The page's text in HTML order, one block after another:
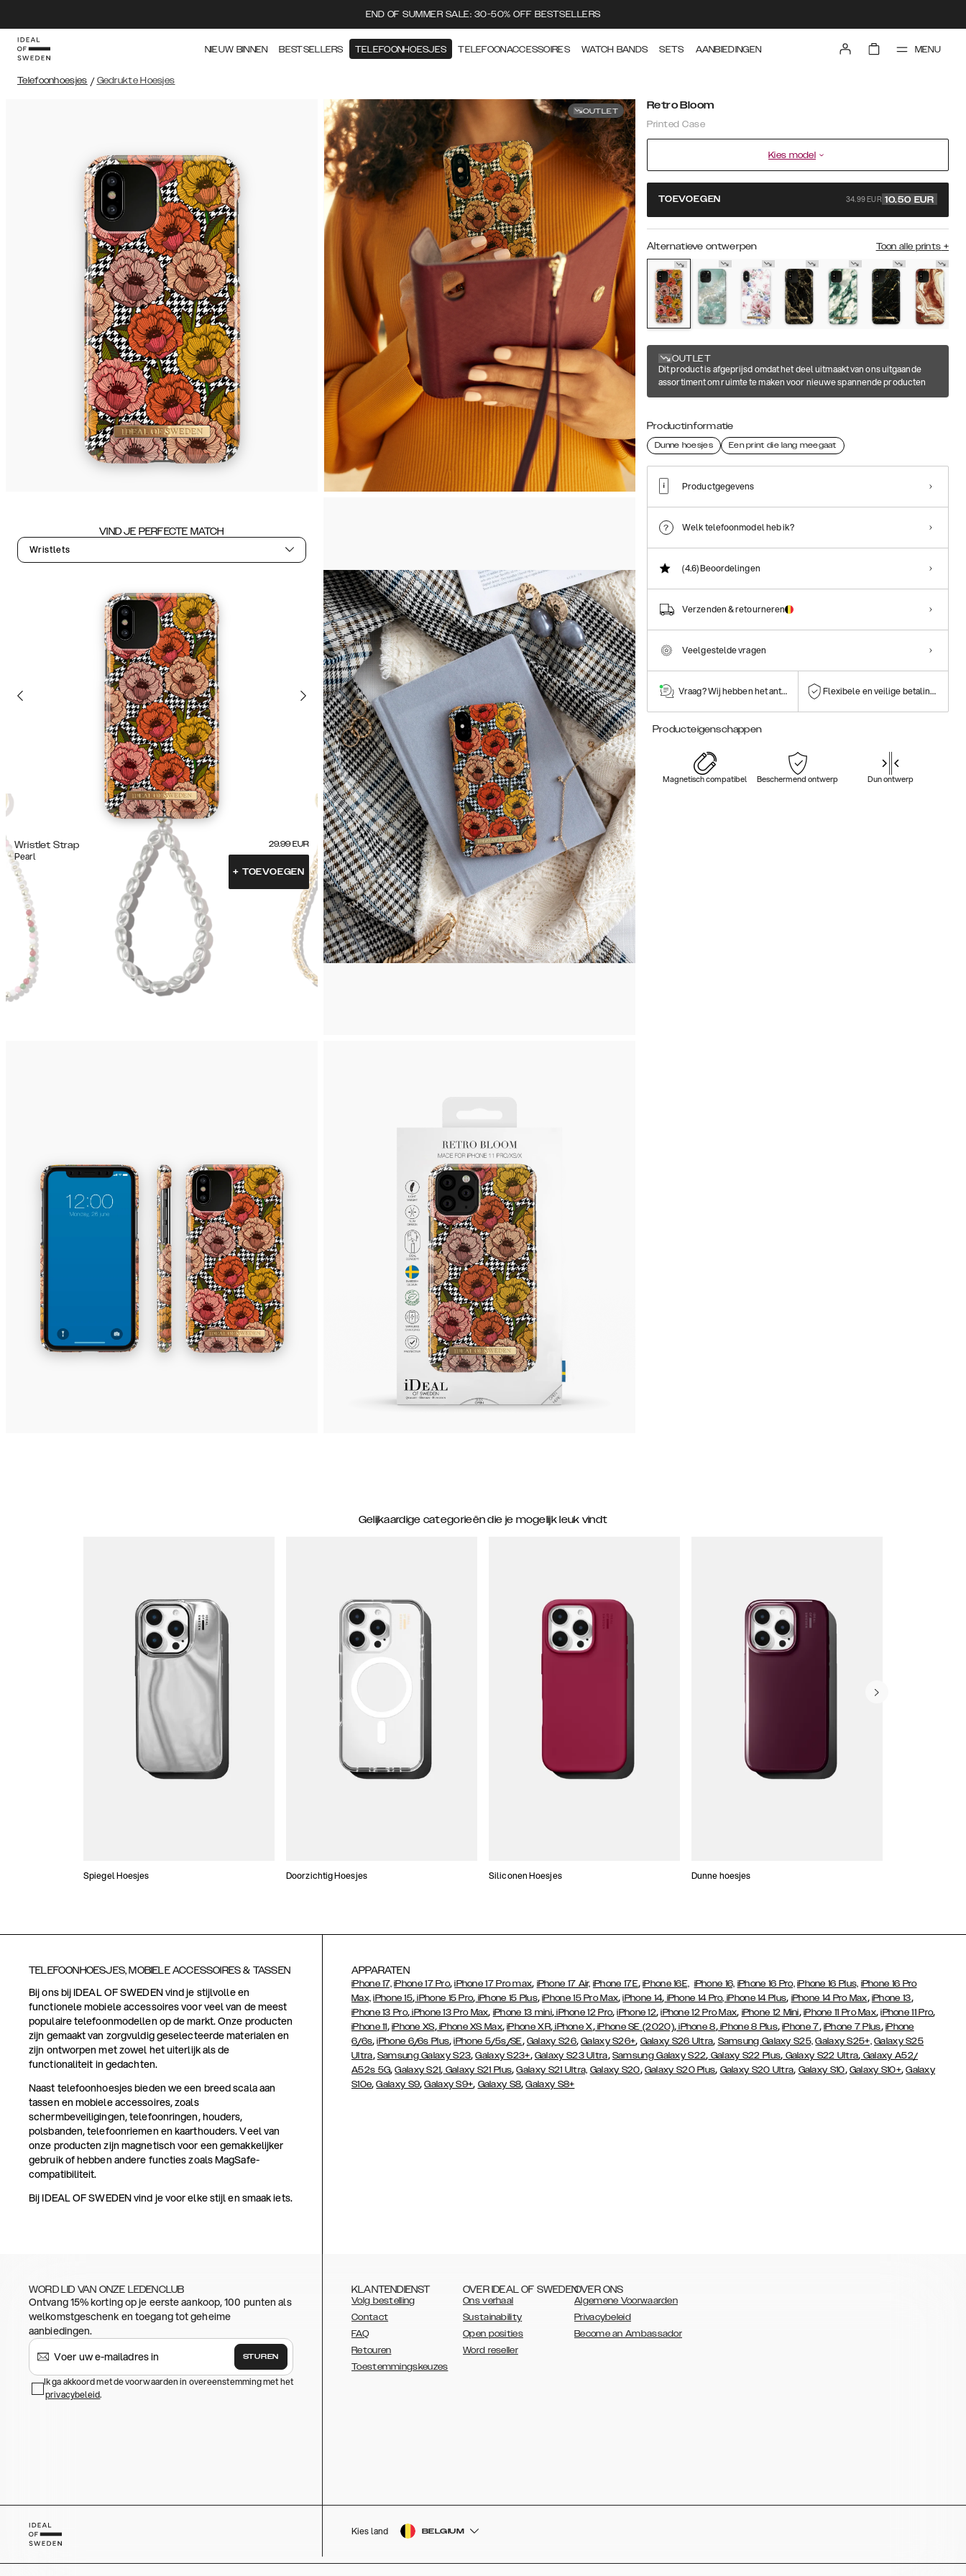
END OF SUMMER SALE: 30-50% OFF BESTSELLERS
NIEUW BINNEN BESTSELLERS TELEFOONHOESJES TELEFOONACCESSOIRES WATCH BANDS SETS AANBIEDINGEN MENU
Telefoonhoesjes / Gedrukte Hoesjes
OUTLET
VIND JE PERFECTE MATCH
Wristlets
Wristlet Strap
Pearl
29.99 EUR
+ TOEVOEGEN
Retro Bloom
Printed Case
Kies model
TOEVOEGEN 34.99 EUR 10.50 EUR
Alternatieve ontwerpen Toon alle prints +
OUTLET
Dit product is afgeprijsd omdat het deel uitmaakt van ons uitgaande
assortiment om ruimte te maken voor nieuwe spannende producten
Productinformatie
Dunne hoesjes Een print die lang meegaat
Productgegevens
Welk telefoonmodel heb ik?
(4.6)Beoordelingen
Verzenden & retourneren
Veelgestelde vragen
Vraag? Wij hebben het antwoord! Flexibele en veilige betalingen
Producteigenschappen
Magnetisch compatibel Beschermend ontwerp Dun ontwerp
Gelijkaardige categorieën die je mogelijk leuk vindt
Spiegel Hoesjes Doorzichtig Hoesjes Siliconen Hoesjes Dunne hoesjes
TELEFOONHOESJES, MOBIELE ACCESSOIRES & TASSEN
Bij ons bij IDEAL OF SWEDEN vind je stijlvolle en
functionele mobiele accessoires voor veel van de meest
populaire telefoonmodellen op de markt. Onze producten
zijn gemaakt van zorgvuldig geselecteerde materialen en
zijn ontworpen met zowel het uiterlijk als de
functionaliteit in gedachten.
Naast telefoonhoesjes bieden we een breed scala aan
tassen en mobiele accessoires, zoals
schermbeveiligingen, telefoonringen, houders,
polsbanden, telefoonriemen en kaarthouders. Veel van
onze producten zijn magnetisch voor een gemakkelijker
gebruik of hebben andere functies zoals MagSafe-
compatibiliteit.
Bij IDEAL OF SWEDEN vind je voor elke stijl en smaak iets.
APPARATEN
iPhone 17, iPhone 17 Pro,iPhone 17 Pro max, iPhone 17 Air, iPhone 17E,iPhone 16E, iPhone 16, iPhone 16 Pro, iPhone 16 Plus, iPhone 16 Pro
Max, iPhone 15, iPhone 15 Pro, iPhone 15 Plus,iPhone 15 Pro Max,iPhone 14, iPhone 14 Pro, iPhone 14 Plus, iPhone 14 Pro Max, iPhone 13,
iPhone 13 Pro, iPhone 13 Pro Max, iPhone 13 mini,iPhone 12 Pro,iPhone 12,iPhone 12 Pro Max, iPhone 12 Mini, iPhone 11 Pro Max,iPhone 11 Pro,
iPhone 11, iPhone XS,iPhone XS Max,iPhone XR,iPhone X,iPhone SE (2020),iPhone 8,iPhone 8 Plus,iPhone 7, iPhone 7 Plus, iPhone
6/6s,iPhone 6/6s Plus,iPhone 5/5s/SE, Galaxy S26,Galaxy S26+, Galaxy S26 Ultra, Samsung Galaxy S25, Galaxy S25+, Galaxy S25
Ultra, Samsung Galaxy S23,Galaxy S23+, Galaxy S23 Ultra, Samsung Galaxy S22, Galaxy S22 Plus, Galaxy S22 Ultra, Galaxy A52/
A52s 5G,Galaxy S21, Galaxy S21 Plus,Galaxy S21 Ultra, Galaxy S20, Galaxy S20 Plus, Galaxy S20 Ultra, Galaxy S10, Galaxy S10+,Galaxy
S10e,Galaxy S9,Galaxy S9+, Galaxy S8,Galaxy S8+
WORD LID VAN ONZE LEDENCLUB
Ontvang 15% korting op je eerste aankoop, 100 punten als
welkomstgeschenk en toegang tot geheime
aanbiedingen.
STUREN
Ik ga akkoord met de voorwaarden in overeenstemming met het
privacybeleid.
KLANTENDIENST
Volg bestelling
Contact
FAQ
Retouren
Toestemmingskeuzes
OVER IDEAL OF SWEDEN
Ons verhaal
Sustainability
Open posities
Word reseller
OVER ONS
Algemene Voorwaarden
Privacybeleid
Become an Ambassador
Kies land BELGIUM
AUSTRALIA
ESPAÑOL